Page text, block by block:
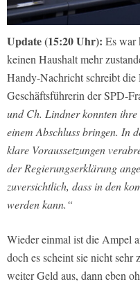
Update (15:20 Uhr): Es war
keinen Haushalt mehr
Handy-Nachricht schreibt die
Geschäftsführerin der SPD-
und Ch. Lindner konnten
einem Abschluss bringen. In
klare Voraussetzungen
der Regierungserklärung
zuversichtlich, dass in den
werden kann.“
Wieder einmal ist die Ampel
doch es scheint sie nicht
weiter Geld aus, dann eben